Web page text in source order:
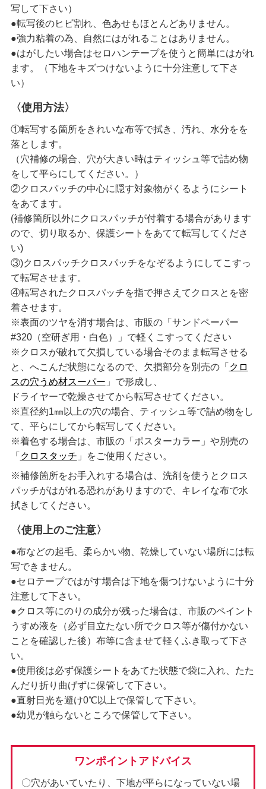
写して下さい）
●転写後のヒビ割れ、色あせもほとんどありません。
●強力粘着の為、自然にはがれることはありません。
●はがしたい場合はセロハンテープを使うと簡単にはがれ
ます。（下地をキズつけないように十分注意して下さ
い）
〈使用方法〉
①転写する箇所をきれいな布等で拭き、汚れ、水分をを
落とします。
（穴補修の場合、穴が大きい時はティッシュ等で詰め物
をして平らにしてください。）
②クロスパッチの中心に隠す対象物がくるようにシート
をあてます。
(補修箇所以外にクロスパッチが付着する場合があります
ので、切り取るか、保護シートをあてて転写してくださ
い)
③)クロスパッチクロスパッチをなぞるようにしてこすっ
て転写させます。
④転写されたクロスパッチを指で押さえてクロスとを密
着させます。
※表面のツヤを消す場合は、市販の「サンドペーパー
#320（空研ぎ用・白色）」で軽くこすってください
※クロスが破れて欠損している場合そのまま転写させる
と、へこんだ状態になるので、欠損部分を別売の「 クロ
スの穴うめ材スーパー 」で形成し、
ドライヤーで乾燥させてから転写させてください。
※直径約1㎜以上の穴の場合、ティッシュ等で詰め物をし
て、平らにしてから転写してください。
※着色する場合は、市販の「ポスターカラー」や別売の
「 クロスタッチ 」をご使用ください。
※補修箇所をお手入れする場合は、洗剤を使うとクロス
パッチがはがれる恐れがありますので、キレイな布で水
拭きしてください。
〈使用上のご注意〉
●布などの起毛、柔らかい物、乾燥していない場所には転
写できません。
●セロテープではがす場合は下地を傷つけないように十分
注意して下さい。
●クロス等にのりの成分が残った場合は、市販のペイント
うすめ液を（必ず目立たない所でクロス等が傷付かない
ことを確認した後）布等に含ませて軽くふき取って下さ
い。
●使用後は必ず保護シートをあてた状態で袋に入れ、たた
んだり折り曲げずに保管して下さい。
●直射日光を避け0℃以上で保管して下さい。
●幼児が触らないところで保管して下さい。
ワンポイントアドバイス
〇穴があいていたり、下地が平らになっていない場